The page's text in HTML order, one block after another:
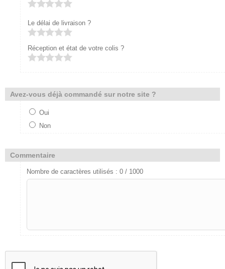
Le délai de livraison ?
Réception et état de votre colis ?
Avez-vous déjà commandé sur notre site ?
Oui
Non
Commentaire
Nombre de caractères utilisés : 0 / 1000